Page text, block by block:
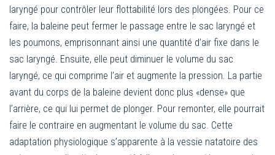
laryngé pour contrôler leur flottabilité lors des plongées. Pour ce
faire, la baleine peut fermer le passage entre le sac laryngé et
les poumons, emprisonnant ainsi une quantité d’air fixe dans le
sac laryngé. Ensuite, elle peut diminuer le volume du sac
laryngé, ce qui comprime l’air et augmente la pression. La partie
avant du corps de la baleine devient donc plus «dense» que
l’arrière, ce qui lui permet de plonger. Pour remonter, elle pourrait
faire le contraire en augmentant le volume du sac. Cette
adaptation physiologique s’apparente à la vessie natatoire des